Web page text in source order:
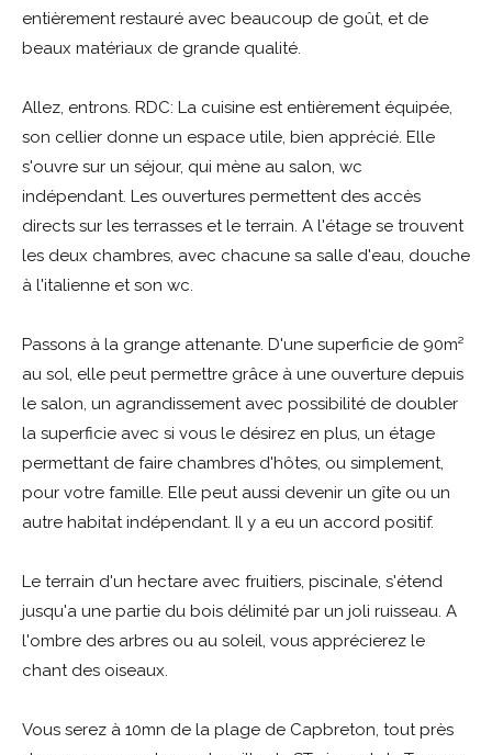
entièrement restauré avec beaucoup de goût, et de
beaux matériaux de grande qualité.
Allez, entrons. RDC: La cuisine est entièrement équipée,
son cellier donne un espace utile, bien apprécié. Elle
s'ouvre sur un séjour, qui mène au salon, wc
indépendant. Les ouvertures permettent des accès
directs sur les terrasses et le terrain. A l'étage se trouvent
les deux chambres, avec chacune sa salle d'eau, douche
à l'italienne et son wc.
Passons à la grange attenante. D'une superficie de 90m²
au sol, elle peut permettre grâce à une ouverture depuis
le salon, un agrandissement avec possibilité de doubler
la superficie avec si vous le désirez en plus, un étage
permettant de faire chambres d'hôtes, ou simplement,
pour votre famille. Elle peut aussi devenir un gîte ou un
autre habitat indépendant. Il y a eu un accord positif.
Le terrain d'un hectare avec fruitiers, piscinale, s'étend
jusqu'a une partie du bois délimité par un joli ruisseau. A
l'ombre des arbres ou au soleil, vous apprécierez le
chant des oiseaux.
Vous serez à 10mn de la plage de Capbreton, tout près